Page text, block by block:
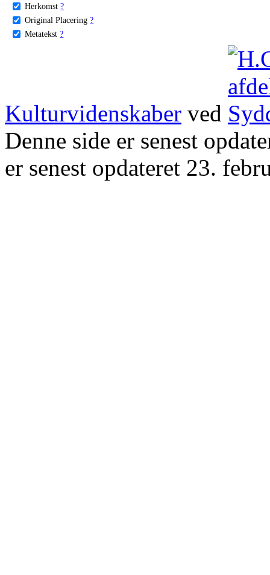
Herkomst ?
Original Placering ?
Metatekst ?
Kulturvidenskaber ved
Denne side er senest
er senest opdateret 23.